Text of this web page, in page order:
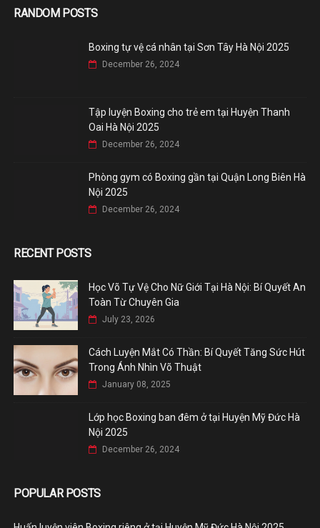
RANDOM POSTS
Boxing tự vệ cá nhân tại Sơn Tây Hà Nội 2025
December 26, 2024
Tập luyện Boxing cho trẻ em tại Huyện Thanh
Oai Hà Nội 2025
December 26, 2024
Phòng gym có Boxing gần tại Quận Long Biên Hà
Nội 2025
December 26, 2024
RECENT POSTS
Học Võ Tự Vệ Cho Nữ Giới Tại Hà Nội: Bí Quyết An
Toàn Từ Chuyên Gia
July 23, 2026
Cách Luyện Mắt Có Thần: Bí Quyết Tăng Sức Hút
Trong Ánh Nhìn Võ Thuật
January 08, 2025
Lớp học Boxing ban đêm ở tại Huyện Mỹ Đức Hà
Nội 2025
December 26, 2024
POPULAR POSTS